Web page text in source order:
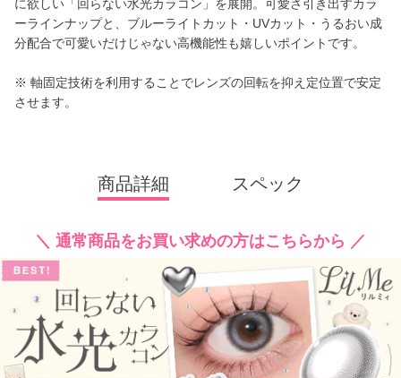
に欲しい「回らない水光カラコン」を展開。可愛さ引き出すカラ
ーラインナップと、ブルーライトカット・UVカット・うるおい成
分配合で可愛いだけじゃない高機能性も嬉しいポイントです。
※ 軸固定技術を利用することでレンズの回転を抑え定位置で安定
させます。
商品詳細 スペック
＼ 通常商品をお買い求めの方はこちらから ／